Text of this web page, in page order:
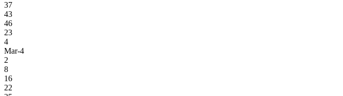
37
43
46
23
4
Mar-4
2
8
16
22